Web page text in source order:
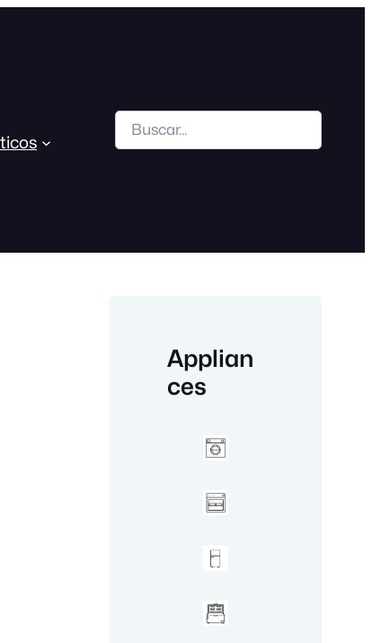
Search
Applian
ces